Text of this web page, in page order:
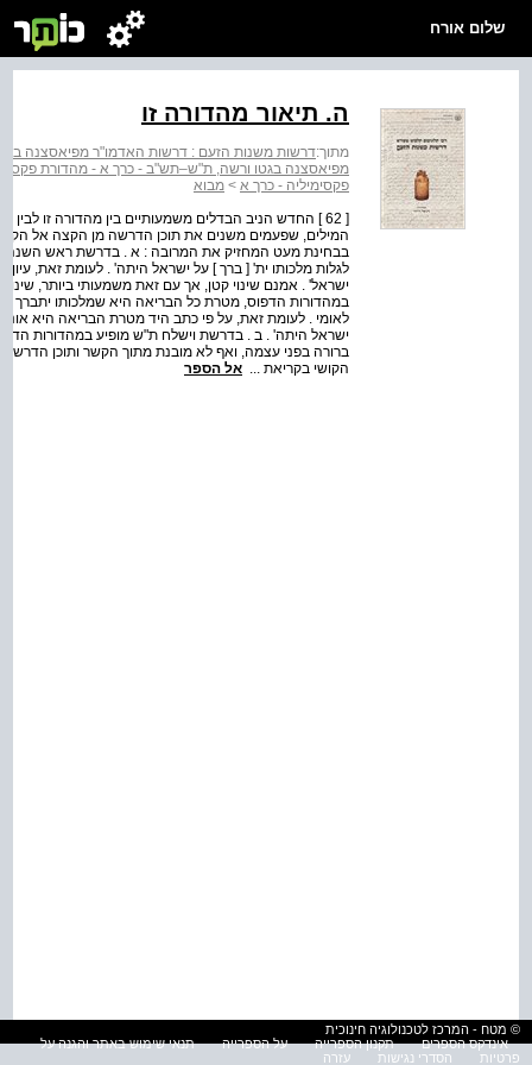
שלום אורח
ה. תיאור מהדורה זו
מתוך:דרשות משנות הזעם : דרשות האדמו"ר מפיאסצנה
מפיאסצנה בגטו ורשה, ת"ש–תש"ב - כרך א - מהדורת
פקסימיליה - כרך א > מבוא
[ 62 ] החדש הניב הבדלים משמעותיים בין מהדורה זו
המילים, שפעמים משנים את תוכן הדרשה מן הקצה אל
בבחינת מעט המחזיק את המרובה : א . בדרשת ראש השנה
לגלות מלכותו ית' [ ברך ] על ישראל היתה' . לעומת זאת,
ישראל' . אמנם שינוי קטן, אך עם זאת משמעותי ביותר,
במהדורות הדפוס, מטרת כל הבריאה היא שמלכותו יתברך (
לאומי . לעומת זאת, על פי כתב היד מטרת הבריאה היא
ישראל היתה' . ב . בדרשת וישלח ת"ש מופיע במהדורות
ברורה בפני עצמה, ואף לא מובנת מתוך הקשר ותוכן הדרשה
הקושי בקריאת ... אל הספר
© מטח - המרכז לטכנולוגיה חינוכית
אינדקס הספרים
תקנון הספרייה על הספרייה
תנאי שימוש באתר והגנה על
פרטיות
הסדרי נגישות עזרה